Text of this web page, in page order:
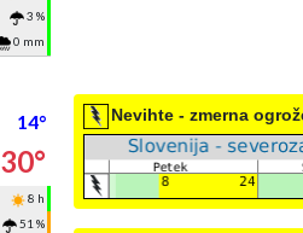
3 %
0 mm
14°
30°
8 h
51 %
Nevihte - zmerna